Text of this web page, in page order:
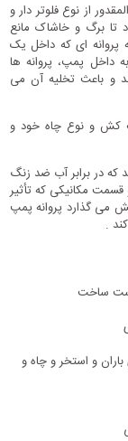
از نوع فلوتر دار و
تا برگ و خاشاک مانع
ای که داخل یک
داخل پمپ، پروانه ها
و باعث تخلیه آن می
کش و نوع چاه خود و
در برابر آب ضد زنگ
مکانیکی که تأثیر
می گذارد پروانه پمپ
.
ساخت
و استخر و چاه و